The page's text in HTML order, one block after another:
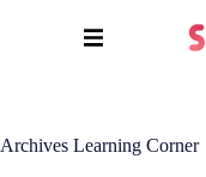
Archives Learning Corner